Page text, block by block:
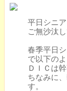
平日シニア
ご無沙汰
春季平日
で以下の
ＤＩＣは
ちなみに
す。